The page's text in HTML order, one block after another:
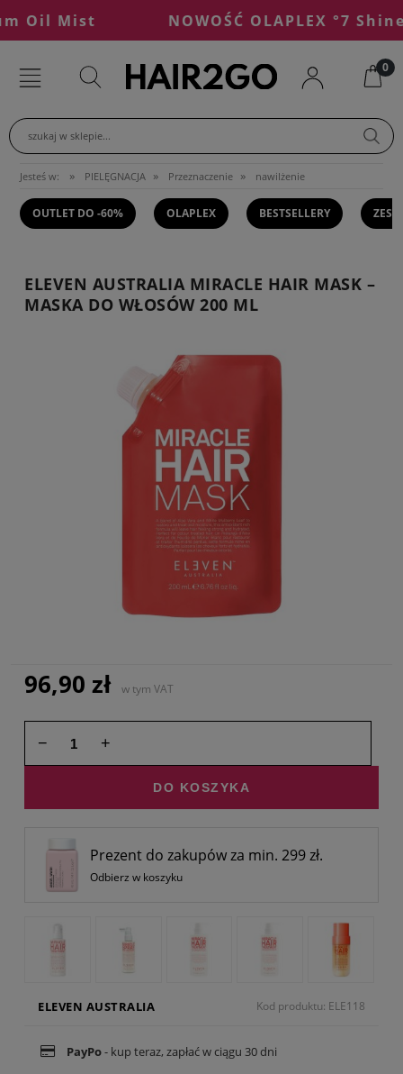
Oil Mist NOWOŚĆ OLAPLEX °7
szukaj w sklepie...
Jesteś w: » PIELĘGNACJA » Przeznaczenie » nawilżenie
OUTLET DO -60% OLAPLEX BESTSELLERY
ELEVEN AUSTRALIA MIRACLE HAIR MASK –
MASKA DO WŁOSÓW 200 ML
96,90 zł w tym VAT
Prezent do zakupów za min. 299 zł.
Odbierz w koszyku
− +
DO KOSZYKA
ELEVEN AUSTRALIA Kod produktu: ELE118
PayPo- kup teraz, zapłać w ciągu 30 dni